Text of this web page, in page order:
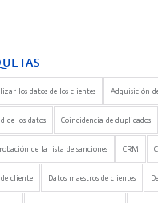
los datos de los clientes Adquisición
de los datos Coincidencia de duplicados
de la lista de sanciones CRM
cliente Datos maestros de clientes